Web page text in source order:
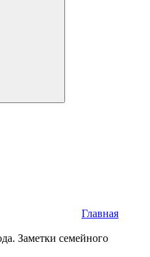
Главная
Заметки семейного